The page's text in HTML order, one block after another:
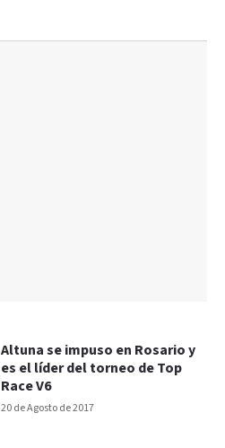
20 de Agosto de 2017
Altuna se impuso en Rosario y
es el líder del torneo de Top
Race V6